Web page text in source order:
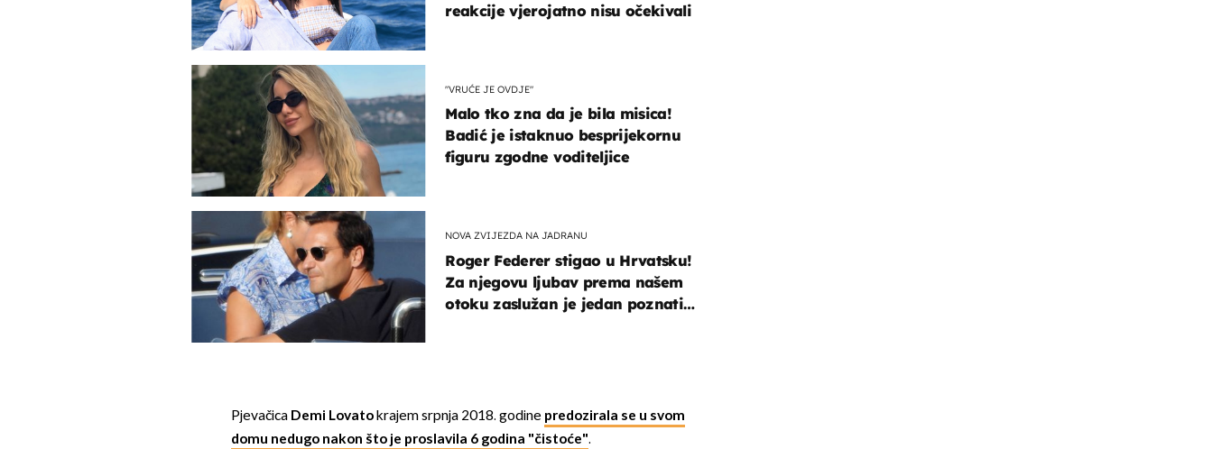
reakcije vjerojatno nisu očekivali
"VRUĆE JE OVDJE"
Malo tko zna da je bila misica!
Badić je istaknuo besprijekornu
figuru zgodne voditeljice
NOVA ZVIJEZDA NA JADRANU
Roger Federer stigao u Hrvatsku!
Za njegovu ljubav prema našem
otoku zaslužan je jedan poznati
PjevačicaDemi Lovatokrajem srpnja 2018. godine predozirala se u svom
domu nedugo nakon što je proslavila 6 godina "čistoće".